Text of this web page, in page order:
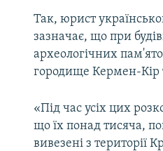
Так, юрист
зазначає, що при
археологічних
городище Кермен-Кір
«Під час усіх цих
що їх понад тисяча,
вивезені з території